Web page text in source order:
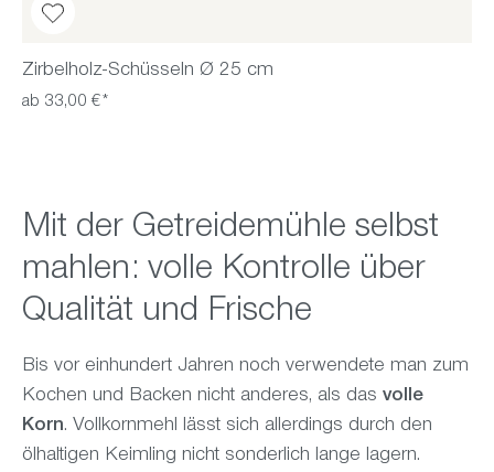
Zirbelholz-Schüsseln Ø 25 cm
ab 33,00 €*
Mit der Getreidemühle selbst
mahlen: volle Kontrolle über
Qualität und Frische
Bis vor einhundert Jahren noch verwendete man zum
Kochen und Backen nicht anderes, als das volle
Korn. Vollkornmehl lässt sich allerdings durch den
ölhaltigen Keimling nicht sonderlich lange lagern.